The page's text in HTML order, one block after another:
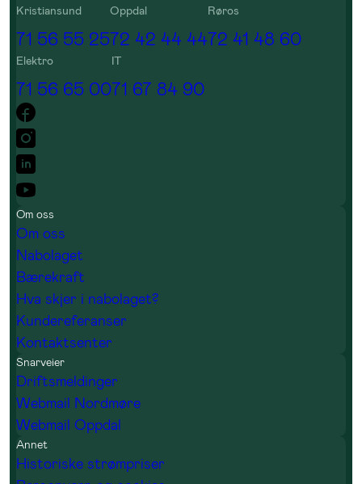
Kristiansund
71 56 55 25
Oppdal
72 42 44 44
Røros
72 41 48 60
Elektro
71 56 65 00
IT
71 67 84 90
Om oss
Om oss
Nabolaget
Bærekraft
Hva skjer i nabolaget?
Kundereferanser
Kontaktsenter
Snarveier
Driftsmeldinger
Webmail Nordmøre
Webmail Oppdal
Annet
Historiske strømpriser